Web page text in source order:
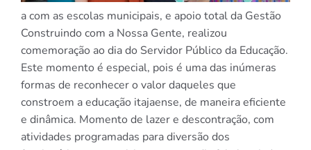
a com as escolas municipais, e apoio total da Gestão
Construindo com a Nossa Gente, realizou
comemoração ao dia do Servidor Público da Educação.
Este momento é especial, pois é uma das inúmeras
formas de reconhecer o valor daqueles que
constroem a educação itajaense, de maneira eficiente
e dinâmica. Momento de lazer e descontração, com
atividades programadas para diversão dos